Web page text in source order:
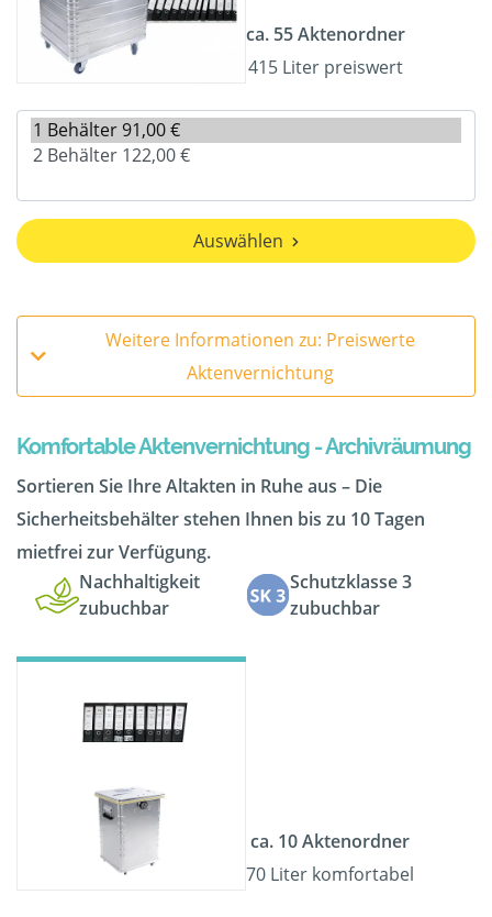
ca. 55 Aktenordner
415 Liter preiswert
Auswählen
Weitere Informationen zu: Preiswerte
Aktenvernichtung
Komfortable Aktenvernichtung - Archivräumung
Sortieren Sie Ihre Altakten in Ruhe aus – Die
Sicherheitsbehälter stehen Ihnen bis zu 10 Tagen
mietfrei zur Verfügung.
Nachhaltigkeit
zubuchbar
Schutzklasse 3
zubuchbar
ca. 10 Aktenordner
70 Liter komfortabel